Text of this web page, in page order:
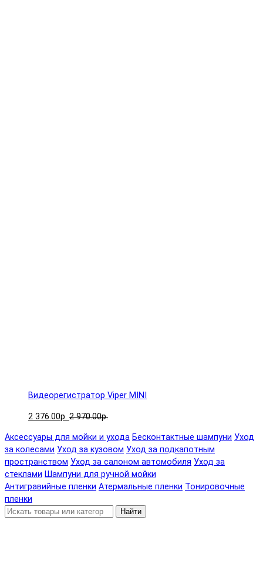
Видеорегистратор Viper MINI
2 376.00р. 2 970.00р.
Аксессуары для мойки и ухода Бесконтактные шампуни Уход
за колесами Уход за кузовом Уход за подкапотным
пространством Уход за салоном автомобиля Уход за
стеклами Шампуни для ручной мойки
Антигравийные пленки Атермальные пленки Тонировочные
пленки
Найти